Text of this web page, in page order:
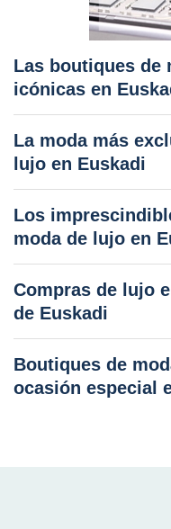
Las boutiques de
icónicas en
La moda más
lujo en Euskadi
Los
moda de lujo en
Compras de lujo
de Euskadi
Boutiques de
ocasión especial